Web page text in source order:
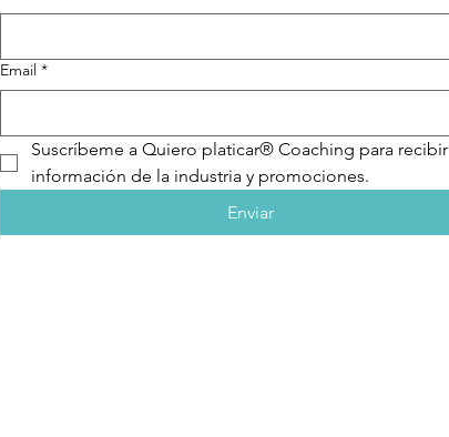
Email *
Suscríbeme a Quiero platicar® Coaching para recibir
información de la industria y promociones.
Enviar